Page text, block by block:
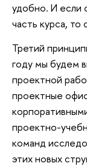
удобно. И если
часть курса, то
Третий
году мы будем
проектной
проектные
проектно-
команд
этих новых